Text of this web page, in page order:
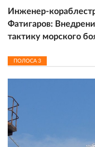
Инженер-
Фатигаров:
тактику морского
ПОЛОСА 3